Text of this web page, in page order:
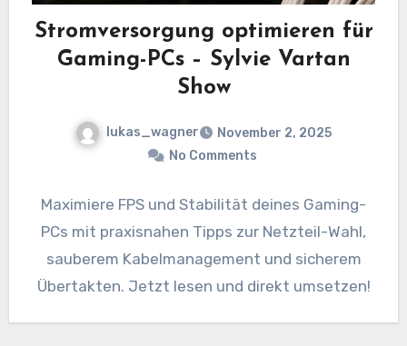
Stromversorgung optimieren für
Gaming-PCs – Sylvie Vartan
Show
lukas_wagner
November 2, 2025
No Comments
Maximiere FPS und Stabilität deines Gaming-
PCs mit praxisnahen Tipps zur Netzteil-Wahl,
sauberem Kabelmanagement und sicherem
Übertakten. Jetzt lesen und direkt umsetzen!